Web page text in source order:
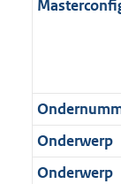
Onderwerp
Onderwerp